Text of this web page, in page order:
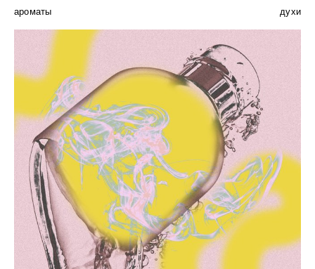
ароматы духи